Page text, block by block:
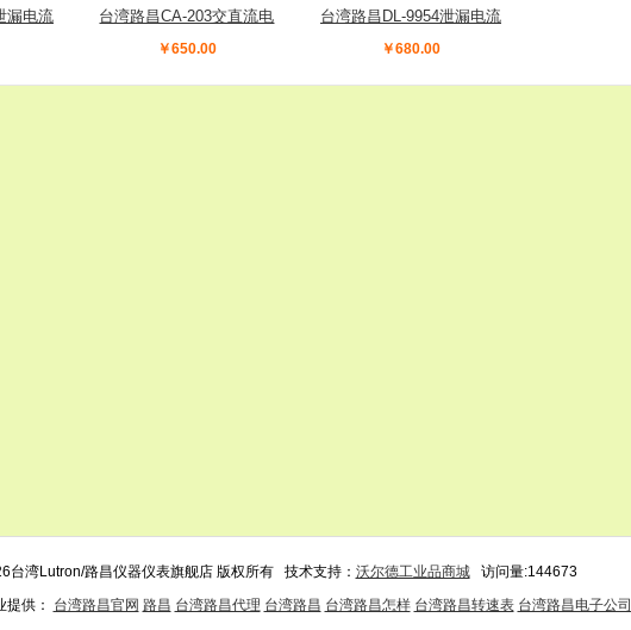
漏电流
形表
台湾路昌CA-203交直流电
流钳头转换器CA203
￥650.00
台湾路昌DL-9954泄漏电流
测试钳表DL9954
￥680.00
台湾Lutron/路昌仪器仪表旗舰店 版权所有 技术支持： 沃尔德工业品商城访问量:144673
提供：
台湾路昌官网 路昌 台湾路昌代理 台湾路昌 台湾路昌怎样 台湾路昌转速表 台湾路昌电子公司